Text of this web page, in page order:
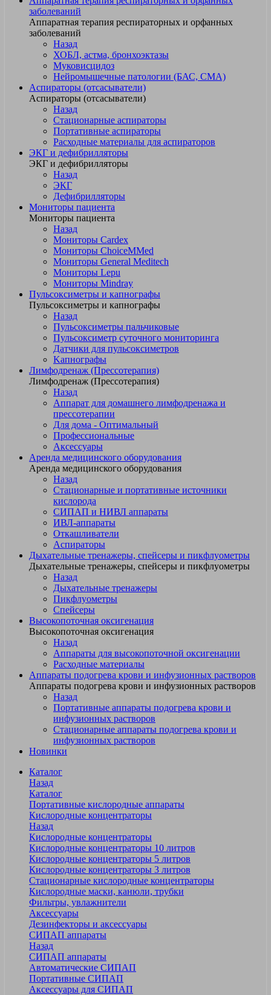
заболеваний
Аппаратная терапия респираторных и орфанных
заболеваний
Назад
ХОБЛ, астма, бронхоэктазы
Муковисцидоз
Нейромышечные патологии (БАС, СМА)
Аспираторы (отсасыватели)
Аспираторы (отсасыватели)
Назад
Стационарные аспираторы
Портативные аспираторы
Расходные материалы для аспираторов
ЭКГ и дефибрилляторы
ЭКГ и дефибрилляторы
Назад
ЭКГ
Дефибрилляторы
Мониторы пациента
Мониторы пациента
Назад
Мониторы Cardex
Мониторы ChoiceMMed
Мониторы General Meditech
Мониторы Lepu
Мониторы Mindray
Пульсоксиметры и капнографы
Пульсоксиметры и капнографы
Назад
Пульсоксиметры пальчиковые
Пульсоксиметр суточного мониторинга
Датчики для пульсоксиметров
Kапнографы
Лимфодренаж (Прессотерапия)
Лимфодренаж (Прессотерапия)
Назад
Аппарат для домашнего лимфодренажа и
прессотерапии
Для дома - Оптимальный
Профессиональные
Аксессуары
Аренда медицинского оборудования
Аренда медицинского оборудования
Назад
Стационарные и портативные источники
кислорода
СИПАП и НИВЛ аппараты
ИВЛ-аппараты
Откашливатели
Аспираторы
Дыхательные тренажеры, спейсеры и пикфлуометры
Дыхательные тренажеры, спейсеры и пикфлуометры
Назад
Дыхательные тренажеры
Пикфлуометры
Спейсеры
Высокопоточная оксигенация
Высокопоточная оксигенация
Назад
Аппараты для высокопоточной оксигенации
Расходные материалы
Аппараты подогрева крови и инфузионных растворов
Аппараты подогрева крови и инфузионных растворов
Назад
Портативные аппараты подогрева крови и
инфузионных растворов
Стационарные аппараты подогрева крови и
инфузионных растворов
Новинки
Каталог
Назад
Каталог
Портативные кислородные аппараты
Кислородные концентраторы
Назад
Кислородные концентраторы
Кислородные концентраторы 10 литров
Кислородные концентраторы 5 литров
Кислородные концентраторы 3 литров
Стационарные кислородные концентраторы
Кислородные маски, канюли, трубки
Фильтры, увлажнители
Аксессуары
Дезинфекторы и аксессуары
СИПАП аппараты
Назад
СИПАП аппараты
Автоматические СИПАП
Портативные СИПАП
Аксессуары для СИПАП